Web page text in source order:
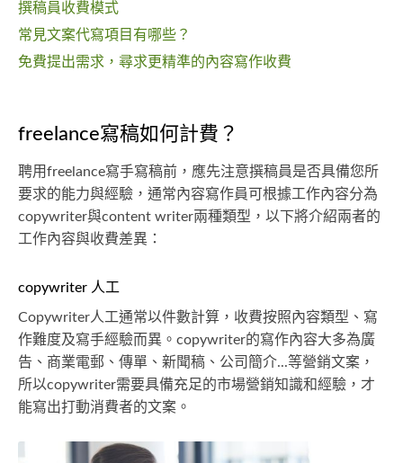
撰稿員收費模式
常見文案代寫項目有哪些？
免費提出需求，尋求更精準的內容寫作收費
freelance寫稿如何計費？
聘用freelance寫手寫稿前，應先注意撰稿員是否具備您所
要求的能力與經驗，通常內容寫作員可根據工作內容分為
copywriter與content writer兩種類型，以下將介紹兩者的
工作內容與收費差異：
copywriter 人工
Copywriter人工通常以件數計算，收費按照內容類型、寫
作難度及寫手經驗而異。copywriter的寫作內容大多為廣
告、商業電郵、傳單、新聞稿、公司簡介...等營銷文案，
所以copywriter需要具備充足的市場營銷知識和經驗，才
能寫出打動消費者的文案。